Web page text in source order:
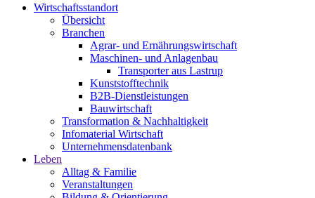
Wirtschaftsstandort
Übersicht
Branchen
Agrar- und Ernährungswirtschaft
Maschinen- und Anlagenbau
Transporter aus Lastrup
Kunststofftechnik
B2B-Dienstleistungen
Bauwirtschaft
Transformation & Nachhaltigkeit
Infomaterial Wirtschaft
Unternehmensdatenbank
Leben
Alltag & Familie
Veranstaltungen